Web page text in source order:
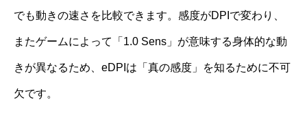
でも動きの速さを比較できます。感度がDPIで変わり、
またゲームによって「1.0 Sens」が意味する身体的な動
きが異なるため、eDPIは「真の感度」を知るために不可
欠です。